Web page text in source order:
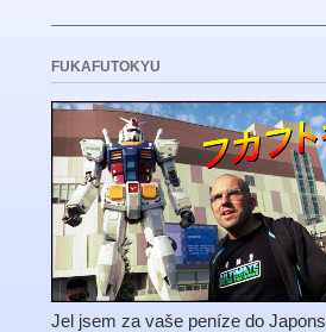
FUKAFUTOKYU
Jel jsem za vaše peníze do